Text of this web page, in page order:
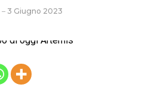
– 3 Giugno 2023